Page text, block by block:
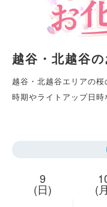
越谷・北越谷
越谷・北越谷エリアの
時期やライトアップ日時
9
(日) (